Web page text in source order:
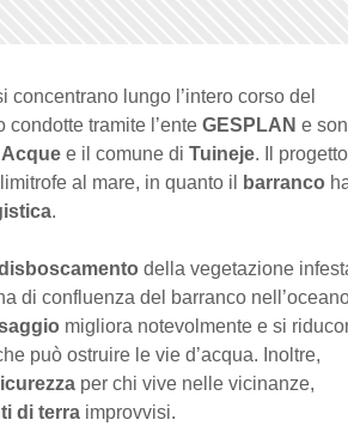
concentrano lungo l’intero corso del
condotte tramite l’ente GESPLAN e
e il comune di Tuineje. Il progetto
al mare, in quanto il barranco
.
della vegetazione
di confluenza del barranco
migliora notevolmente e si
può ostruire le vie d’acqua. Inoltre,
per chi vive nelle vicinanze,
di terra improvvisi.